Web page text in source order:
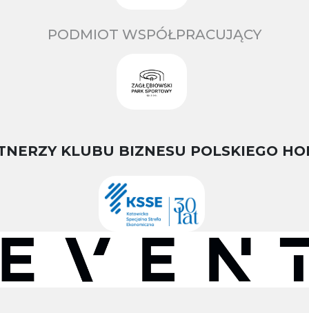
PODMIOT WSPÓŁPRACUJĄCY
KLUBU BIZNESU POLSKIEGO